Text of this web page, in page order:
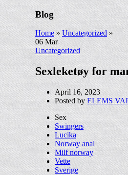
Blog
Home »Uncategorized»
06 Mar
Uncategorized
Sexleketøy for
April 16, 2023
Posted byELEMS
Sex
Swingers
Lucika
Norway anal
Milf norway
Vette
Sverige